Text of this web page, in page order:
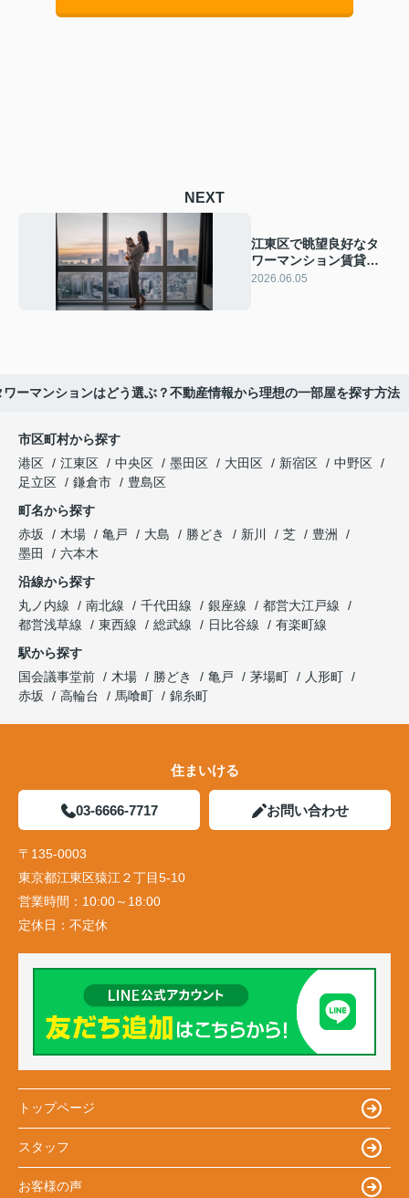
NEXT
江東区で眺望良好なタ
ワーマンション賃貸は
どう選ぶ？ペット可で
2026.06.05
ーマンションはどう選ぶ？不動産情報から理想の一部屋を探す方法
市区町村から探す
港区
江東区 中央区 墨田区 大田区 新宿区
中野区
足立区
鎌倉市
豊島区
町名から探す
赤坂
木場 亀戸 大島 勝どき 新川 芝
豊洲
墨田
六本木
沿線から探す
丸ノ内線
南北線 千代田線 銀座線
都営大江戸線
都営浅草線
東西線 総武線 日比谷線
有楽町線
駅から探す
国会議事堂前
木場 勝どき 亀戸 茅場町
人形町
赤坂
高輪台 馬喰町 錦糸町
住まいける
03-6666-7717 お問い合わせ
〒135-0003
東京都江東区猿江２丁目5-10
営業時間： 10:00～18:00
定休日： 不定休
トップページ
スタッフ
お客様の声